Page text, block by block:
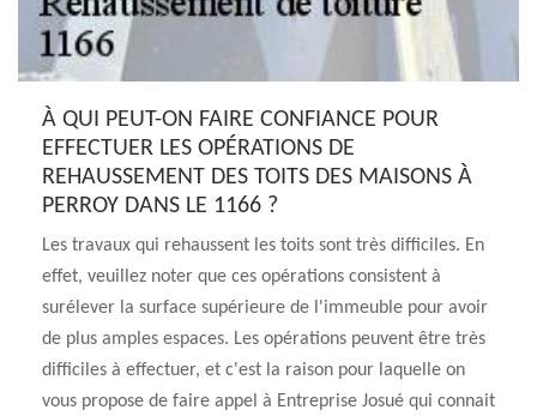
À QUI PEUT-ON FAIRE CONFIANCE POUR
EFFECTUER LES OPÉRATIONS DE
REHAUSSEMENT DES TOITS DES MAISONS À
PERROY DANS LE 1166 ?
Les travaux qui rehaussent les toits sont très difficiles. En
effet, veuillez noter que ces opérations consistent à
surélever la surface supérieure de l'immeuble pour avoir
de plus amples espaces. Les opérations peuvent être très
difficiles à effectuer, et c'est la raison pour laquelle on
vous propose de faire appel à Entreprise Josué qui connait